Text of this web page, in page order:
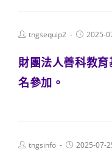
Posttngsequip2
Post2025-
財團法人善科教
名參加。
Posttngsinfo
Post2025-07-